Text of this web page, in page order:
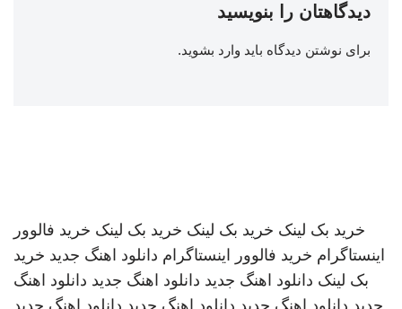
دیدگاهتان را بنویسید
برای نوشتن دیدگاه باید وارد بشوید.
خرید بک لینک خرید بک لینک خرید بک لینک خرید فالوور
اینستاگرام خرید فالوور اینستاگرام دانلود اهنگ جدید خرید
بک لینک دانلود اهنگ جدید دانلود اهنگ جدید دانلود اهنگ
جدید دانلود اهنگ جدید دانلود اهنگ جدید دانلود اهنگ جدید